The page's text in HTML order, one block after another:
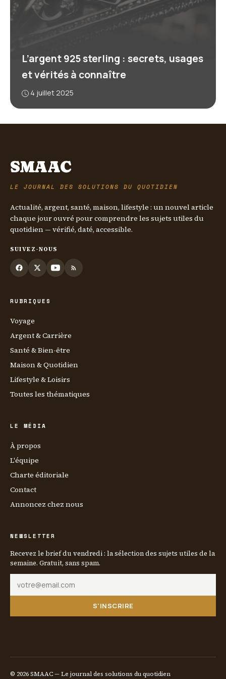
L’argent 925 sterling : secrets, usages
et vérités à connaître
4 juillet 2025
SMAAC
LE JOURNAL DES SOLUTIONS DU QUOTIDIEN
Actualité, argent, santé, maison, lifestyle : un nouvel article
chaque jour ouvré pour comprendre les sujets utiles du
quotidien — vérifié, daté, accessible.
SUIVEZ-NOUS
RUBRIQUES
Voyage
Argent & Carrière
Santé & Bien-être
Maison & Quotidien
Lifestyle & Loisirs
Toutes les thématiques
LE MÉDIA
À propos
L'équipe
Charte éditoriale
Contact
Annoncez chez nous
NEWSLETTER
Recevez le brief du vendredi : la sélection des sujets utiles de la
semaine. Gratuit, sans spam.
S'INSCRIRE
© 2026 SMAAC — Le journal des solutions du quotidien